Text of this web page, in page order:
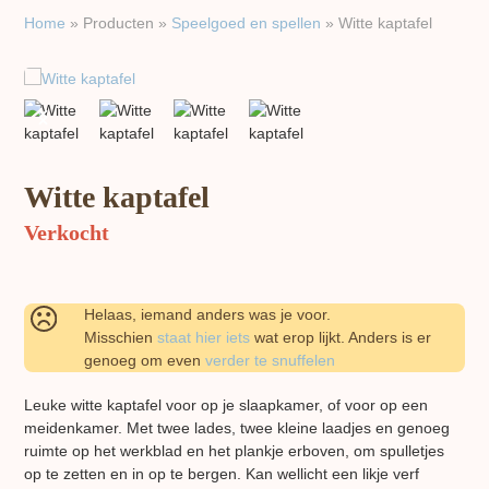
Home » Producten » Speelgoed en spellen »Witte kaptafel
previous
slide
slide
Witte kaptafel
Verkocht
Helaas, iemand anders was je voor.
Misschienstaat hier iets wat erop lijkt. Anders is er
genoeg om evenverder te snuffelen
Leuke witte kaptafel voor op je slaapkamer, of voor op een
meidenkamer. Met twee lades, twee kleine laadjes en genoeg
ruimte op het werkblad en het plankje erboven, om spulletjes
op te zetten en in op te bergen. Kan wellicht een likje verf